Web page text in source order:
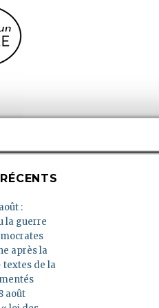
:
la guerre
après la
textes de la
août